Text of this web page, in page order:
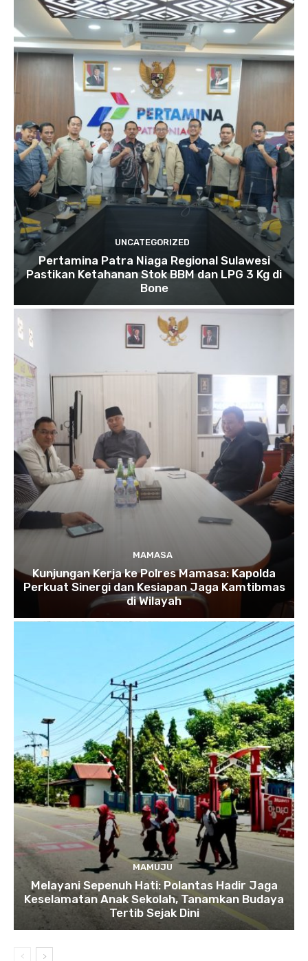
UNCATEGORIZED
Pertamina Patra Niaga Regional Sulawesi
Pastikan Ketahanan Stok BBM dan LPG 3 Kg di
Bone
MAMASA
Kunjungan Kerja ke Polres Mamasa: Kapolda
Perkuat Sinergi dan Kesiapan Jaga Kamtibmas
di Wilayah
MAMUJU
Melayani Sepenuh Hati: Polantas Hadir Jaga
Keselamatan Anak Sekolah, Tanamkan Budaya
Tertib Sejak Dini